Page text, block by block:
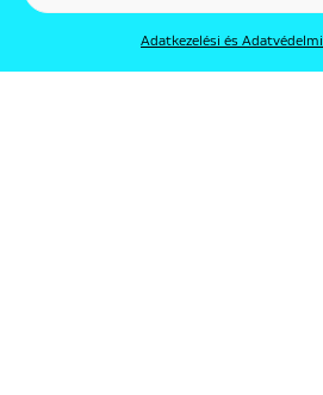
Adatkezelési és